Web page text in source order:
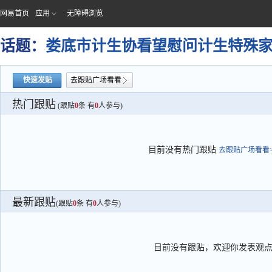
网易首页 应用 无障碍浏览
话题： 娄底市计生协看望慰问计生特殊
快速发贴 去跟贴广场看看
热门跟贴 (跟贴0条 有0人参与)
目前没有热门跟贴 去跟贴广场看看
最新跟贴(跟贴0条 有0人参与)
目前没有跟贴，欢迎你发表观点